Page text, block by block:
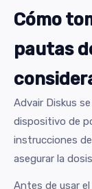
Cómo
pautas
Advair Diskus
dispositivo de
instrucciones
asegurar la
Antes de usar